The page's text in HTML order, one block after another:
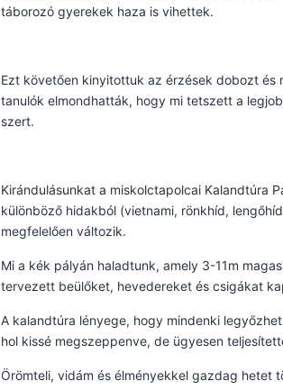
táborozó gyerekek haza is vihettek.
Ezt követően kinyitottuk az érzések dobozt
tanulók elmondhatták, hogy mi tetszett a
szert.
Kirándulásunkat a miskolctapolcai Kalandtúra
különböző hidakból (vietnami, rönkhíd,
megfelelően változik.
Mi a kék pályán haladtunk, amely 3-11m
tervezett beülőket, hevedereket és csigákat
A kalandtúra lényege, hogy mindenki
hol kissé megszeppenve, de ügyesen
Örömteli, vidám és élményekkel gazdag hetet